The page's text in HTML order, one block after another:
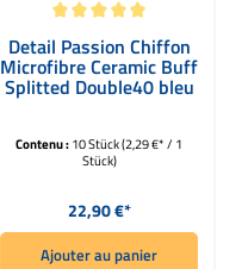
Detail Passion Chiffon
Microfibre Ceramic Buff
Splitted Double40 bleu
Contenu :10 Stück(2,29 €* / 1
Stück)
Prix régulier :
22,90 €*
Ajouter au panier